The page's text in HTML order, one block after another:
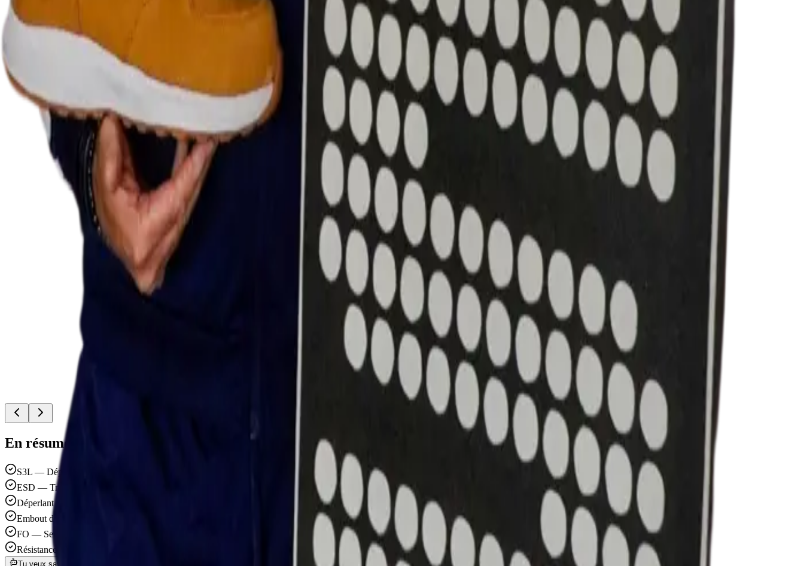
En résumé
S3L — Déperlant avec semelle anti-perforation contre les gros objets
ESD — Travail sécurisé avec de l'électronique
Déperlant — Protège contre les éclaboussures
Embout de protection — Protection supplémentaire lors des genoux et des squats En savoir plus
FO — Semelle résistante aux carburants et huiles
Résistance au glissement SRA - Pour les sols de travail humides comme dans l'hôtellerie et les hôpitaux En savoir plus
Tu veux savoir si cette chaussure te convient ? Demande au conseiller IA.